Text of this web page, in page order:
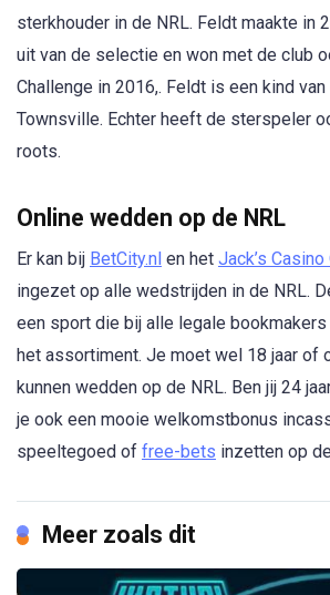
sterkhouder in de NRL. Feldt maakte in
uit van de selectie en won met de club
Challenge in 2016,. Feldt is een kind
Townsville. Echter heeft de sterspeler
roots.
Online wedden op de NRL
Er kan bij BetCity.nl en het Jack’s Casino
ingezet op alle wedstrijden in de NRL.
een sport die bij alle legale
het assortiment. Je moet wel 18 jaar of
kunnen wedden op de NRL. Ben jij 24
je ook een mooie welkomstbonus
speeltegoed of free-bets inzetten op
Meer zoals dit